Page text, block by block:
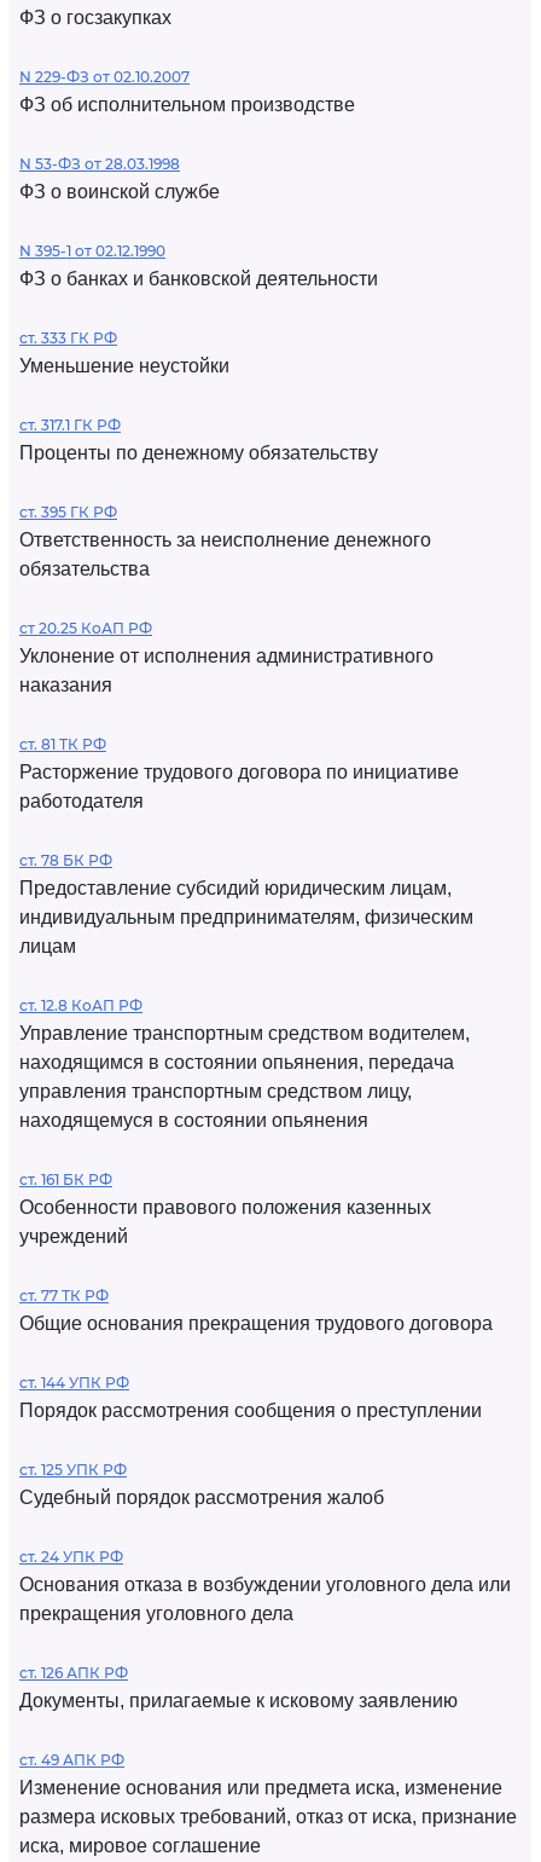
ФЗ о госзакупках
N 229-ФЗ от 02.10.2007
ФЗ об исполнительном производстве
N 53-ФЗ от 28.03.1998
ФЗ о воинской службе
N 395-1 от 02.12.1990
ФЗ о банках и банковской деятельности
ст. 333 ГК РФ
Уменьшение неустойки
ст. 317.1 ГК РФ
Проценты по денежному обязательству
ст. 395 ГК РФ
Ответственность за неисполнение денежного
обязательства
ст 20.25 КоАП РФ
Уклонение от исполнения административного
наказания
ст. 81 ТК РФ
Расторжение трудового договора по инициативе
работодателя
ст. 78 БК РФ
Предоставление субсидий юридическим лицам,
индивидуальным предпринимателям, физическим
лицам
ст. 12.8 КоАП РФ
Управление транспортным средством водителем,
находящимся в состоянии опьянения, передача
управления транспортным средством лицу,
находящемуся в состоянии опьянения
ст. 161 БК РФ
Особенности правового положения казенных
учреждений
ст. 77 ТК РФ
Общие основания прекращения трудового договора
ст. 144 УПК РФ
Порядок рассмотрения сообщения о преступлении
ст. 125 УПК РФ
Судебный порядок рассмотрения жалоб
ст. 24 УПК РФ
Основания отказа в возбуждении уголовного дела или
прекращения уголовного дела
ст. 126 АПК РФ
Документы, прилагаемые к исковому заявлению
ст. 49 АПК РФ
Изменение основания или предмета иска, изменение
размера исковых требований, отказ от иска, признание
иска, мировое соглашение